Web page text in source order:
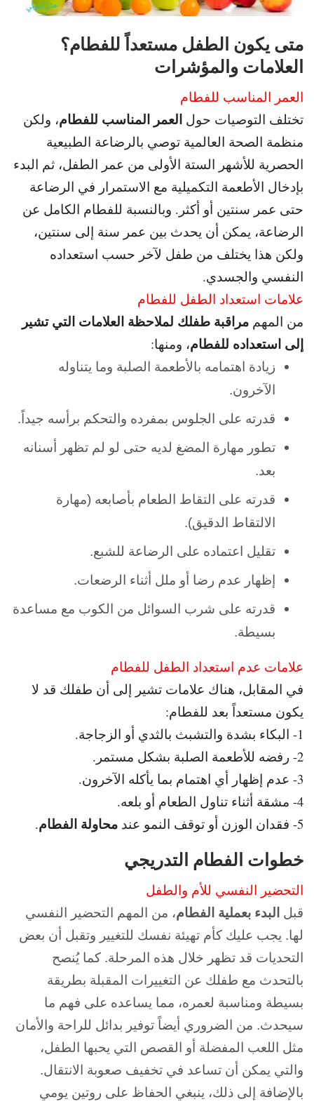
متى يكون الطفل مستعداً للفطام؟
العلامات والمؤشرات
العمر المناسب للفطام
تختلف التوصيات حول العمر المناسب للفطام، ولكن
منظمة الصحة العالمية توصي بالرضاعة الطبيعية
الحصرية للأشهر الستة الأولى من عمر الطفل، ثم البدء
بإدخال الأطعمة التكميلية مع الاستمرار في الرضاعة
حتى عمر سنتين أو أكثر. وبالنسبة للفطام الكامل عن
الرضاعة، يمكن أن يحدث بين عمر سنة إلى سنتين،
ولكن هذا يختلف من طفل لآخر حسب استعداده
النفسي والجسدي.
علامات استعداد الطفل للفطام
من المهم مراقبة طفلك لملاحظة العلامات التي تشير
إلى استعداده للفطام، ومنها:
زيادة اهتمامه بالأطعمة الصلبة وما يتناوله
الآخرون.
قدرته على الجلوس بمفرده والتحكم برأسه جيداً.
تطور مهارة المضغ لديه حتى لو لم تظهر أسنانه
بعد.
قدرته على التقاط الطعام بأصابعه (مهارة
الالتقاط الدقيق).
تقليل اعتماده على الرضاعة للشبع.
إظهار عدم رضا أو ملل أثناء الرضعات.
قدرته على شرب السوائل من الكوب مع مساعدة
بسيطة.
علامات عدم استعداد الطفل للفطام
في المقابل، هناك علامات تشير إلى أن طفلك قد لا
يكون مستعداً بعد للفطام:
1- البكاء بشدة والتشبث بالثدي أو الزجاجة.
2- رفضه للأطعمة الصلبة بشكل مستمر.
3- عدم إظهار أي اهتمام بما يأكله الآخرون.
4- مشقة أثناء تناول الطعام أو بلعه.
5- فقدان الوزن أو توقف النمو عند
محاولة الفطام.
خطوات الفطام التدريجي
التحضير النفسي للأم والطفل
قبل البدء بعملية الفطام، من المهم التحضير النفسي
لها. يجب عليك كأم تهيئة نفسك للتغيير وتقبل أن بعض
التحديات قد تظهر خلال هذه المرحلة. كما يُنصح
بالتحدث مع طفلك عن التغييرات المقبلة بطريقة
بسيطة ومناسبة لعمره، مما يساعده على فهم ما
سيحدث. من الضروري أيضاً توفير بدائل للراحة والأمان
مثل اللعب المفضلة أو القصص التي يحبها الطفل،
والتي يمكن أن تساعد في تخفيف صعوبة الانتقال.
بالإضافة إلى ذلك، ينبغي الحفاظ على روتين يومي